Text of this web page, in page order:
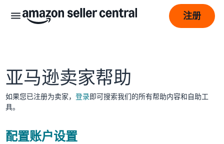
注册
亚马逊卖家帮助
如果您已注册为卖家，登录即可搜索我们的所有帮助内容和自助工
具。
配置账户设置